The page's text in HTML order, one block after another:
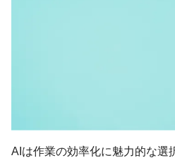
AIは作業の効率化に魅力的な選